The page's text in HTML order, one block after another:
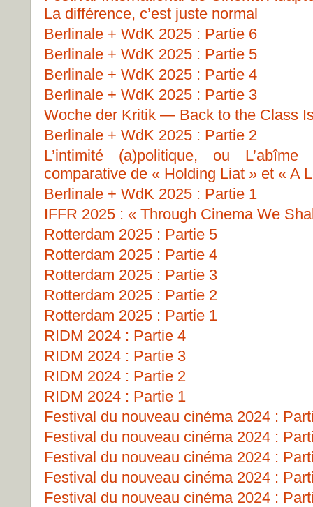
La différence, c’est juste normal
Berlinale + WdK 2025 : Partie 6
Berlinale + WdK 2025 : Partie 5
Berlinale + WdK 2025 : Partie 4
Berlinale + WdK 2025 : Partie 3
Woche der Kritik — Back to the Class
Berlinale + WdK 2025 : Partie 2
L’intimité (a)politique, ou
comparative de « Holding Liat » et « A
Berlinale + WdK 2025 : Partie 1
IFFR 2025 : « Through Cinema We
Rotterdam 2025 : Partie 5
Rotterdam 2025 : Partie 4
Rotterdam 2025 : Partie 3
Rotterdam 2025 : Partie 2
Rotterdam 2025 : Partie 1
RIDM 2024 : Partie 4
RIDM 2024 : Partie 3
RIDM 2024 : Partie 2
RIDM 2024 : Partie 1
Festival du nouveau cinéma 2024 :
Festival du nouveau cinéma 2024 :
Festival du nouveau cinéma 2024 :
Festival du nouveau cinéma 2024 :
Festival du nouveau cinéma 2024 :